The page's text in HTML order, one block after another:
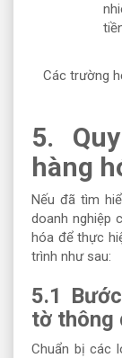
Các trường
5.
hàng
Nếu đã tìm
doanh nghiệp
hóa để thực
trình như sau:
5.1
tờ thông
Chuẩn bị các